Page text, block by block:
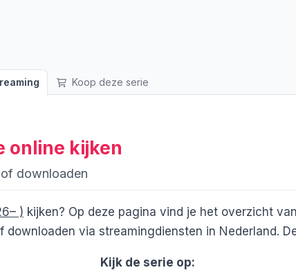
Koop deze serie
online kijken
downloaden
) kijken? Op deze pagina vind je het overzicht
downloaden via streamingdiensten in Nederland.
Kijk de serie op: